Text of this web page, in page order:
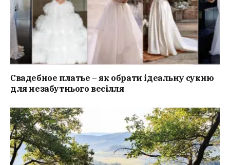
Свадебное платье – як обрати ідеальну сукню
для незабутнього весілля